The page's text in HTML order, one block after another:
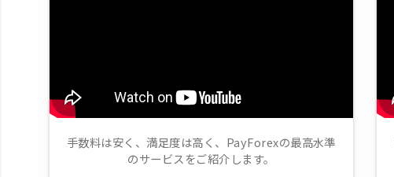
手数料は安く、満足度は高く、PayForexの最高水準
のサービスをご紹介します。